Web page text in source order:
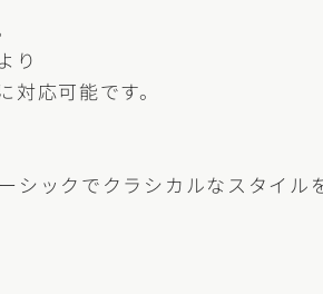
り
応可能です。
シックでクラシカルなスタイル